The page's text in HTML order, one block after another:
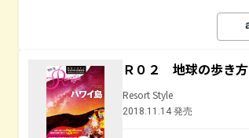
Ｒ０２ 地球の歩き
Resort Style
2018.11.14 発売